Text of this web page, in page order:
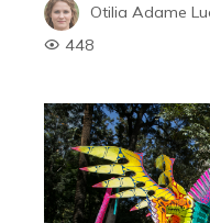
Otilia Adame
448